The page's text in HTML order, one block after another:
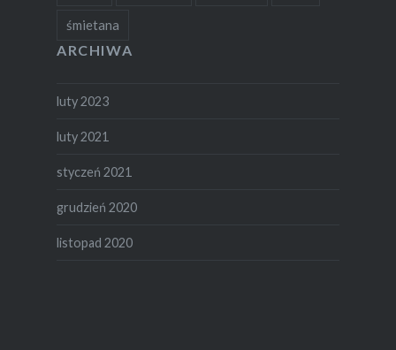
śmietana
ARCHIWA
luty 2023
luty 2021
styczeń 2021
grudzień 2020
listopad 2020